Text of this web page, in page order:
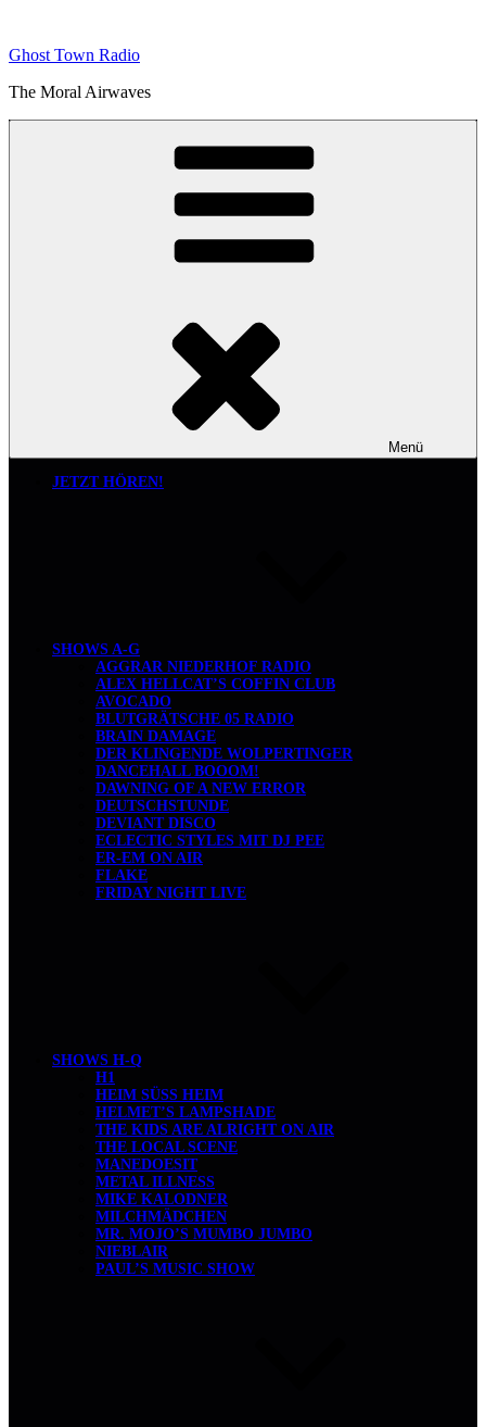
springen
Ghost Town Radio
The Moral Airwaves
Menü
JETZT HÖREN!
SHOWS A-G
AGGRAR NIEDERHOF RADIO
ALEX HELLCAT’S COFFIN CLUB
AVOCADO
BLUTGRÄTSCHE 05 RADIO
BRAIN DAMAGE
DER KLINGENDE WOLPERTINGER
DANCEHALL BOOOM!
DAWNING OF A NEW ERROR
DEUTSCHSTUNDE
DEVIANT DISCO
ECLECTIC STYLES MIT DJ PEE
ER-EM ON AIR
FLAKE
FRIDAY NIGHT LIVE
SHOWS H-Q
H1
HEIM SÜSS HEIM
HELMET’S LAMPSHADE
THE KIDS ARE ALRIGHT ON AIR
THE LOCAL SCENE
MANEDOESIT
METAL ILLNESS
MIKE KALODNER
MILCHMÄDCHEN
MR. MOJO’S MUMBO JUMBO
NIEBLAIR
PAUL’S MUSIC SHOW